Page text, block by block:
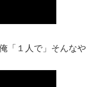
「１人で」そんなや